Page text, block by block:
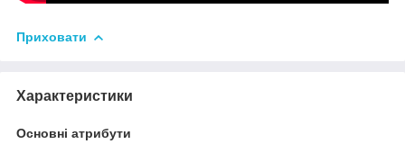
Приховати
Характеристики
Основні атрибути